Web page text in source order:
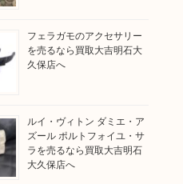
フェラガモのアクセサリー
を売るなら買取大吉明石大
久保店へ
ルイ・ヴィトン ダミエ・ア
ズール ポルトフォイユ・サ
ラを売るなら買取大吉明石
大久保店へ